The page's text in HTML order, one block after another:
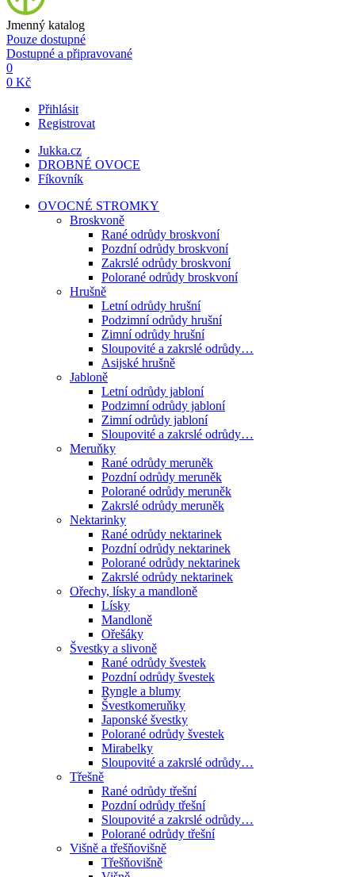
Jmenný katalog
Pouze dostupné
Dostupné a připravované
0
0 Kč
Přihlásit
Registrovat
Jukka.cz
DROBNÉ OVOCE
Fíkovník
OVOCNÉ STROMKY
Broskvoně
Rané odrůdy broskvoní
Pozdní odrůdy broskvoní
Zakrslé odrůdy broskvoní
Polorané odrůdy broskvoní
Hrušně
Letní odrůdy hrušní
Podzimní odrůdy hrušní
Zimní odrůdy hrušní
Sloupovité a zakrslé odrůdy…
Asijské hrušně
Jabloně
Letní odrůdy jabloní
Podzimní odrůdy jabloní
Zimní odrůdy jabloní
Sloupovité a zakrslé odrůdy…
Meruňky
Rané odrůdy meruněk
Pozdní odrůdy meruněk
Polorané odrůdy meruněk
Zakrslé odrůdy meruněk
Nektarinky
Rané odrůdy nektarinek
Pozdní odrůdy nektarinek
Polorané odrůdy nektarinek
Zakrslé odrůdy nektarinek
Ořechy, lísky a mandloně
Lísky
Mandloně
Ořešáky
Švestky a slivoně
Rané odrůdy švestek
Pozdní odrůdy švestek
Ryngle a blumy
Švestkomeruňky
Japonské švestky
Polorané odrůdy švestek
Mirabelky
Sloupovité a zakrslé odrůdy…
Třešně
Rané odrůdy třešní
Pozdní odrůdy třešní
Sloupovité a zakrslé odrůdy…
Polorané odrůdy třešní
Višně a třešňovišně
Třešňovišně